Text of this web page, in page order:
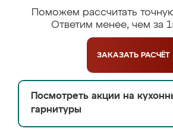
Поможем рассчитать
Ответим менее, чем за
ЗАКАЗАТЬ РАСЧЁТ
Посмотреть акции на
гарнитуры